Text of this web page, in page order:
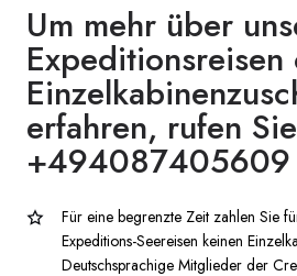
Um mehr über
Expeditionsreisen
erfahren, rufen
+494087405609
Für eine begrenzte Zeit zahlen Sie
Expeditions-Seereisen keinen
Deutschsprachige Mitglieder der